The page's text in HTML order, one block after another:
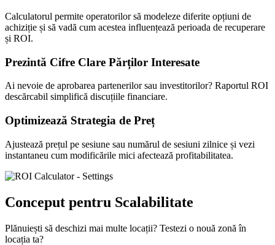
Calculatorul permite operatorilor să modeleze diferite opțiuni de
achiziție și să vadă cum acestea influențează perioada de recuperare
și ROI.
Prezintă Cifre Clare Părților Interesate
Ai nevoie de aprobarea partenerilor sau investitorilor? Raportul ROI
descărcabil simplifică discuțiile financiare.
Optimizează Strategia de Preț
Ajustează prețul pe sesiune sau numărul de sesiuni zilnice și vezi
instantaneu cum modificările mici afectează profitabilitatea.
Conceput pentru Scalabilitate
Plănuiești să deschizi mai multe locații? Testezi o nouă zonă în
locația ta?